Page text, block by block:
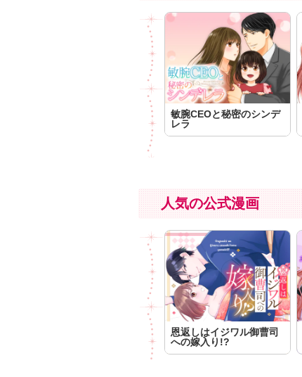
敏腕CEOと秘密のシンデ
レラ
人気の公式漫画
恩返しはイジワル御曹司
への嫁入り!?